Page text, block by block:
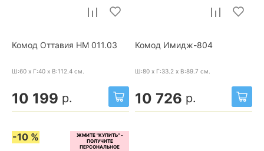
Комод Оттавия НМ 011.03
Ш:60 x Г:40 x В:112.4 см.
10 199 р.
Комод Имидж-804
Ш:80 x Г:33.2 x В:89.7 см.
10 726 р.
-10 %